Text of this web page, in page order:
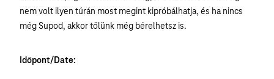
nem volt ilyen túrán most megint kipróbálhatja, és ha nincs
még Supod, akkor tőlünk még bérelhetsz is.
Időpont/Date: